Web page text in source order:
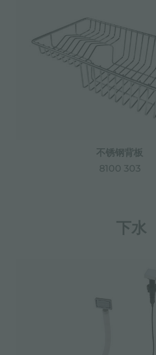
不锈钢背板
8100 303
下水